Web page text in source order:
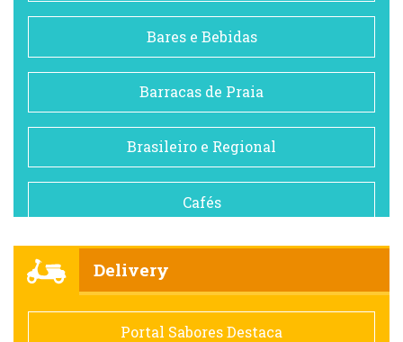
Bares e Bebidas
Barracas de Praia
Brasileiro e Regional
Cafés
Comida saudável
Delivery
Portal Sabores Destaca